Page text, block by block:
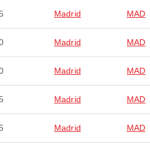
Madrid MAD
Madrid MAD
Madrid MAD
Madrid MAD
Madrid MAD